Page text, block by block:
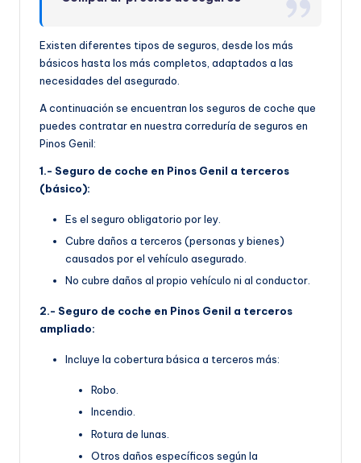
Existen diferentes tipos de seguros, desde los más
básicos hasta los más completos, adaptados a las
necesidades del asegurado.
A continuación se encuentran los seguros de coche que
puedes contratar en nuestra correduría de seguros en
Pinos Genil:
1.- Seguro de coche en Pinos Genil a terceros
(básico):
Es el seguro obligatorio por ley.
Cubre daños a terceros (personas y bienes)
causados por el vehículo asegurado.
No cubre daños al propio vehículo ni al conductor.
2.- Seguro de coche en Pinos Genil a terceros
ampliado:
Incluye la cobertura básica a terceros más:
Robo.
Incendio.
Rotura de lunas.
Otros daños específicos según la